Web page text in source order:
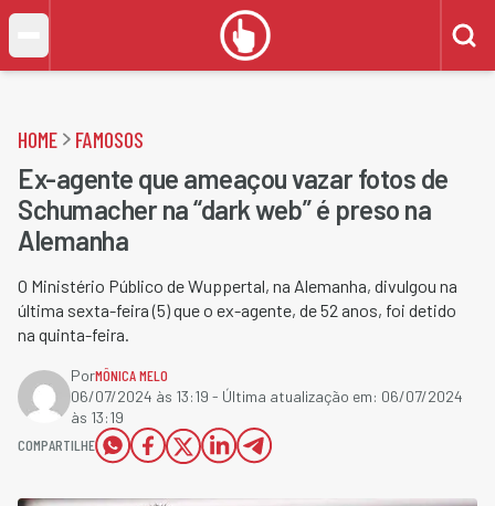
HOME FAMOSOS
Ex-agente que ameaçou vazar fotos de
Schumacher na “dark web” é preso na
Alemanha
O Ministério Público de Wuppertal, na Alemanha, divulgou na
última sexta-feira (5) que o ex-agente, de 52 anos, foi detido
na quinta-feira.
PorMÔNICA MELO
06/07/2024 às 13:19 - Última atualização em: 06/07/2024
às 13:19
COMPARTILHE